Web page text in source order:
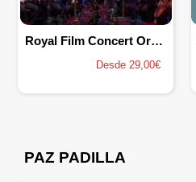
Royal Film Concert Orchestra
Desde 29,00€
PAZ PADILLA